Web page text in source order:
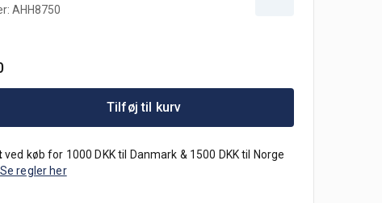
AHH8750
Tilføj til kurv
ved køb for 1000 DKK til Danmark & 1500 DKK til Norge
Se regler her